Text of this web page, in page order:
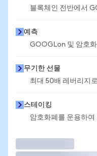
블록체인 전반에서
예측
GOOGLon 및 암호
무기한 선물
최대 50배 레버리지
스테이킹
암호화폐를 운용하